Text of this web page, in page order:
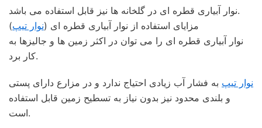
نوار آبیاری قطره ای در گلخانه ها نیز قابل استفاده می باشد.
مزایای استفاده از نوار آبیاری قطره ای (نوار تیپ)
نوار آبیاری قطره ای را می توان در اکثر زمین ها و جالیزها به
کار برد.
نوار تیپ به فشار آب زیادی احتیاج ندارد و در مزارع دارای پستی
و بلندی محدود نیز بدون نیاز به تسطیح زمین قابل استفاده
است.